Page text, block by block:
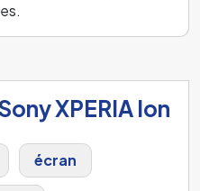
XPERIA Ion
écran